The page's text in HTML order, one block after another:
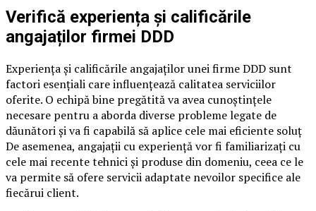
Verifică experiența și calificările
angajaților firmei DDD
Experiența și calificările angajaților unei firme DDD sunt
factori esențiali care influențează calitatea serviciilor
oferite. O echipă bine pregătită va avea cunoștințele
necesare pentru a aborda diverse probleme legate de
dăunători și va fi capabilă să aplice cele mai eficiente soluț
De asemenea, angajații cu experiență vor fi familiarizați cu
cele mai recente tehnici și produse din domeniu, ceea ce le
va permite să ofere servicii adaptate nevoilor specifice ale
fiecărui client.